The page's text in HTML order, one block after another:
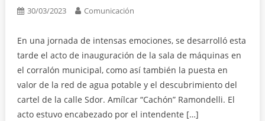
30/03/2023 Comunicación
En una jornada de intensas emociones, se desarrolló esta
tarde el acto de inauguración de la sala de máquinas en
el corralón municipal, como así también la puesta en
valor de la red de agua potable y el descubrimiento del
cartel de la calle Sdor. Amílcar “Cachón” Ramondelli. El
acto estuvo encabezado por el intendente […]